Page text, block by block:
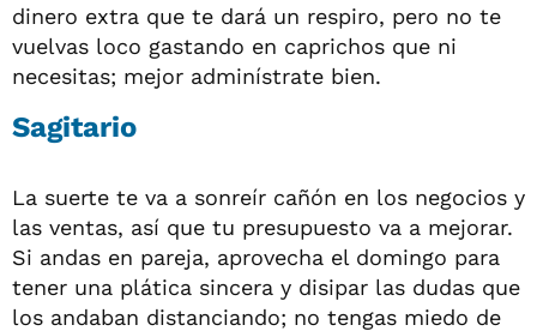
dinero extra que te dará un respiro, pero no te
vuelvas loco gastando en caprichos que ni
necesitas; mejor adminístrate bien.
Sagitario
La suerte te va a sonreír cañón en los negocios y
las ventas, así que tu presupuesto va a mejorar.
Si andas en pareja, aprovecha el domingo para
tener una plática sincera y disipar las dudas que
los andaban distanciando; no tengas miedo de